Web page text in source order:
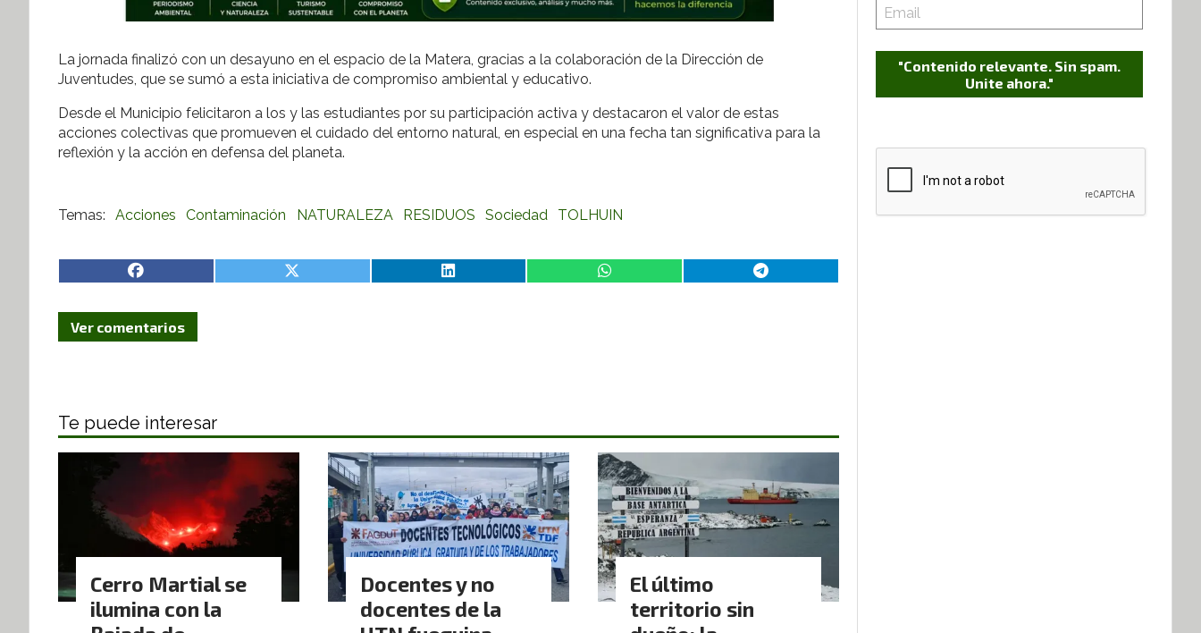
La jornada finalizó con un desayuno en el espacio de la Matera, gracias a la colaboración de la Dirección de
Juventudes, que se sumó a esta iniciativa de compromiso ambiental y educativo.
Desde el Municipio felicitaron a los y las estudiantes por su participación activa y destacaron el valor de estas
acciones colectivas que promueven el cuidado del entorno natural, en especial en una fecha tan significativa para la
reflexión y la acción en defensa del planeta.
Acciones Contaminación NATURALEZA RESIDUOS Sociedad TOLHUIN
Ver comentarios
Te puede interesar
Cerro Martial se
ilumina con la
Docentes y no
docentes de la
El último
territorio sin
"Contenido relevante. Sin spam.
Unite ahora."